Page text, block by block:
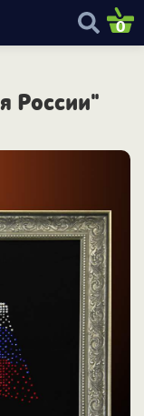
0
России"